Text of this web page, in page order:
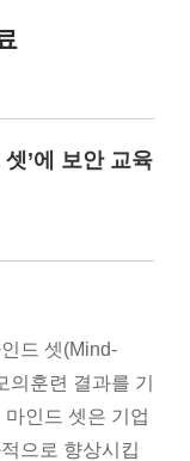
’에 보안 교육
드 셋(Mind-
의훈련 결과를 기
인드 셋은 기업
으로 향상시킵